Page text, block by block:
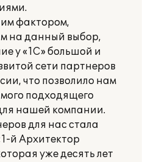
фактором,
на данный выбор,
у «1С» большой и
сети партнеров
что позволило нам
подходящего
нашей компании.
для нас стала
й Архитектор
уже десять лет